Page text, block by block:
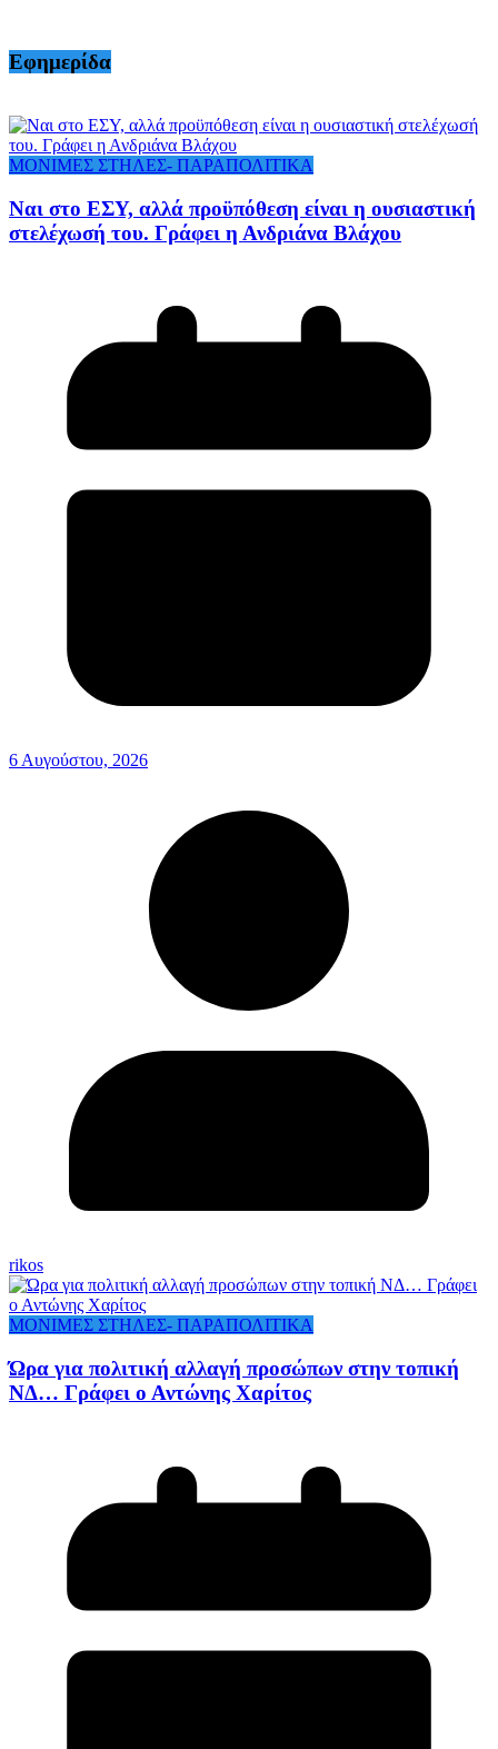
Εφημερίδα
ΜΟΝΙΜΕΣ ΣΤΗΛΕΣ- ΠΑΡΑΠΟΛΙΤΙΚΑ
Ναι στο ΕΣΥ, αλλά προϋπόθεση είναι η ουσιαστική
στελέχωσή του. Γράφει η Ανδριάνα Βλάχου
6 Αυγούστου, 2026
rikos
ΜΟΝΙΜΕΣ ΣΤΗΛΕΣ- ΠΑΡΑΠΟΛΙΤΙΚΑ
Ώρα για πολιτική αλλαγή προσώπων στην τοπική
ΝΔ… Γράφει ο Αντώνης Χαρίτος